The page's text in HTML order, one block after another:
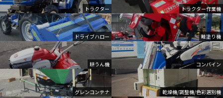
トラクター トラクター作業機
ドライブハロー 畦塗り機
耕うん機 コンバイン
グレンコンテナ 乾燥機/調整機/色彩選別機